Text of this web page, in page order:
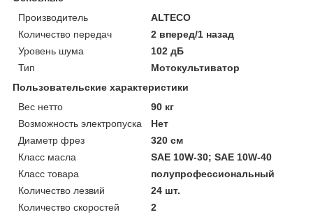
Производитель
ALTECO
Количество передач
2 вперед/1 назад
Уровень шума
102 дБ
Тип
Мотокультиватор
Пользовательские характеристики
Вес нетто
90 кг
Возможность электропуска
Нет
Диаметр фрез
320 см
Класс масла
SAE 10W-30; SAE 10W-40
Класс товара
полупрофессиональный
Количество лезвий
24 шт.
Количество скоростей
2